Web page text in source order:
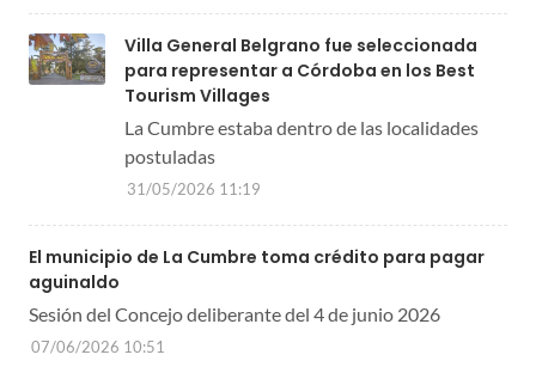
Villa General Belgrano fue seleccionada
para representar a Córdoba en los Best
Tourism Villages
La Cumbre estaba dentro de las localidades
postuladas
31/05/2026 11:19
El municipio de La Cumbre toma crédito para pagar
aguinaldo
Sesión del Concejo deliberante del 4 de junio 2026
07/06/2026 10:51